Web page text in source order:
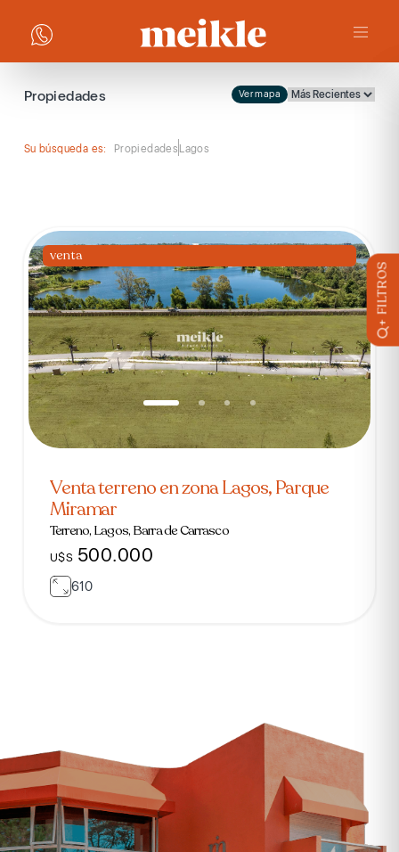
+ FILTROS
Propiedades Ver mapa
Su búsqueda es: Propiedades Lagos
venta
Venta terreno en zona Lagos, Parque
Miramar
Terreno, Lagos, Barra de Carrasco
U$S 500.000
610